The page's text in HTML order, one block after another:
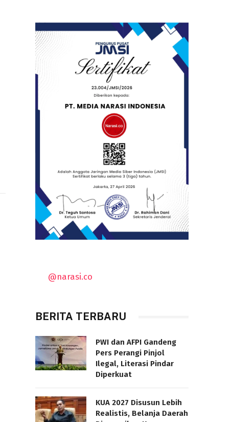
@narasi.co
BERITA TERBARU
PWI dan AFPI Gandeng
Pers Perangi Pinjol
Ilegal, Literasi Pindar
Diperkuat
KUA 2027 Disusun Lebih
Realistis, Belanja Daerah